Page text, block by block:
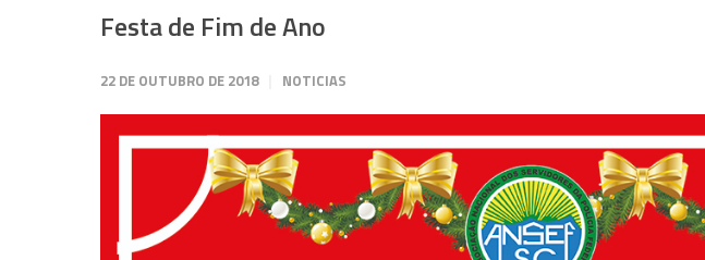
Festa de Fim de Ano
22 DE OUTUBRO DE 2018 NOTICIAS